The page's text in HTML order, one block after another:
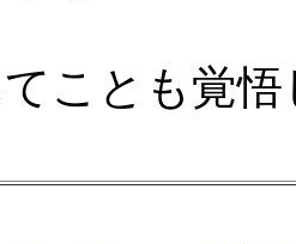
てことも